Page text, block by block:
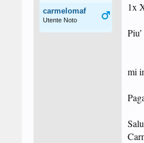
carmelomaf
Utente Noto
1x
mi